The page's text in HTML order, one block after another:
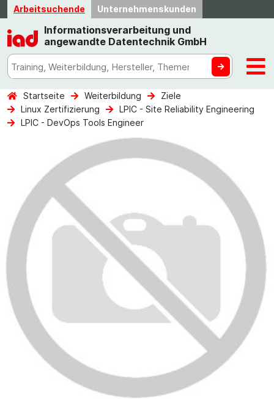
Arbeitsuchende Unternehmenskunden
Informationsverarbeitung und
angewandte Datentechnik GmbH
Startseite Weiterbildung
Ziele
Linux Zertifizierung
LPIC - Site Reliability Engineering
LPIC - DevOps Tools Engineer